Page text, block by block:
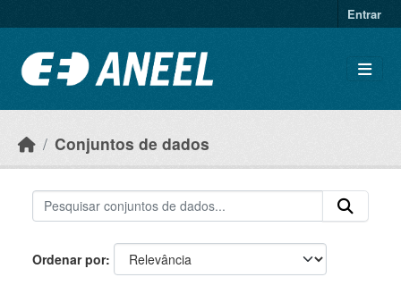
Entrar
Conjuntos de dados
Ordenar por